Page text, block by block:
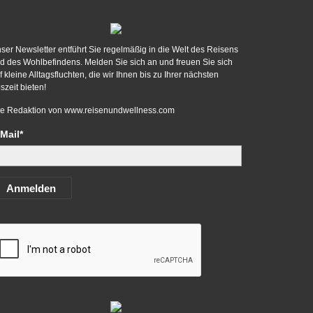
Newsletter entführt Sie regelmäßig in die Welt des Reisens
des Wohlbefindens. Melden Sie sich an und freuen Sie sich
kleine Alltagsfluchten, die wir Ihnen bis zu Ihrer nächsten
bieten!
Redaktion von www.reisenundwellness.com
Anmelden